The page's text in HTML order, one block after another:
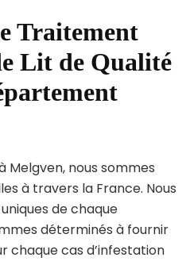
Traitement
Lit de Qualité
Melgven, nous sommes
à travers la France. Nous
de chaque
déterminés à fournir
chaque cas d’infestation